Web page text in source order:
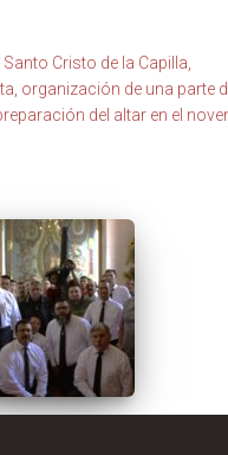
Cristo de la Capilla,
organización de una parte
del altar en el